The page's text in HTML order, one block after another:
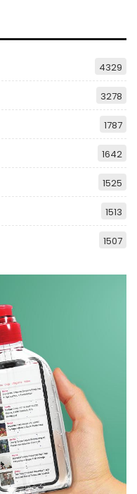
4329
3278
1787
1642
1525
1513
1507